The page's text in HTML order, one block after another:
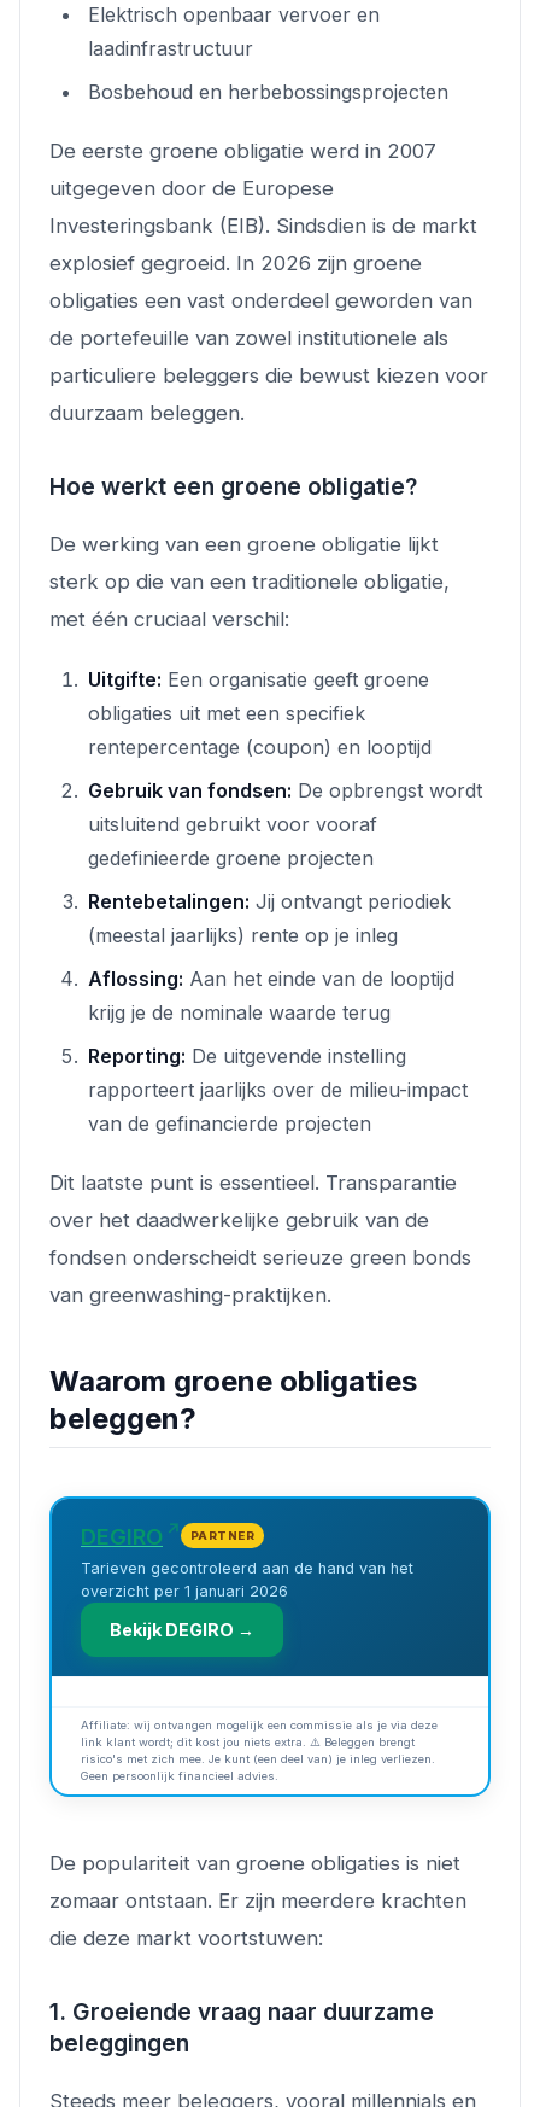
Elektrisch openbaar vervoer en
laadinfrastructuur
Bosbehoud en herbebossingsprojecten
De eerste groene obligatie werd in 2007
uitgegeven door de Europese
Investeringsbank (EIB). Sindsdien is de markt
explosief gegroeid. In 2026 zijn groene
obligaties een vast onderdeel geworden van
de portefeuille van zowel institutionele als
particuliere beleggers die bewust kiezen voor
duurzaam beleggen.
Hoe werkt een groene obligatie?
De werking van een groene obligatie lijkt
sterk op die van een traditionele obligatie,
met één cruciaal verschil:
Uitgifte: Een organisatie geeft groene
obligaties uit met een specifiek
rentepercentage (coupon) en looptijd
Gebruik van fondsen: De opbrengst wordt
uitsluitend gebruikt voor vooraf
gedefinieerde groene projecten
Rentebetalingen: Jij ontvangt periodiek
(meestal jaarlijks) rente op je inleg
Aflossing: Aan het einde van de looptijd
krijg je de nominale waarde terug
Reporting: De uitgevende instelling
rapporteert jaarlijks over de milieu-impact
van de gefinancierde projecten
Dit laatste punt is essentieel. Transparantie
over het daadwerkelijke gebruik van de
fondsen onderscheidt serieuze green bonds
van greenwashing-praktijken.
Waarom groene obligaties
beleggen?
DEGIRO PARTNER
Tarieven gecontroleerd aan de hand van het
overzicht per 1 januari 2026
Bekijk DEGIRO →
Affiliate: wij ontvangen mogelijk een commissie als je via deze
link klant wordt; dit kost jou niets extra. ⚠️ Beleggen brengt
risico's met zich mee. Je kunt (een deel van) je inleg verliezen.
Geen persoonlijk financieel advies.
De populariteit van groene obligaties is niet
zomaar ontstaan. Er zijn meerdere krachten
die deze markt voortstuwen:
1. Groeiende vraag naar duurzame
beleggingen
Steeds meer beleggers, vooral millennials en